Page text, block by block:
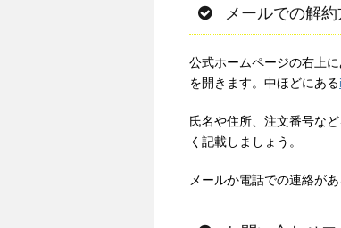
メールでの解
公式ホームページの右上
を開きます。中ほどにある
氏名や住所、注文番号な
く記載しましょう。
メールか電話での連絡が